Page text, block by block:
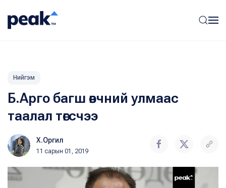
Нийгэм
Б.Арго багш өвчний улмаас
таалал төгсчээ
Х.Оргил
11 сарын 01, 2019